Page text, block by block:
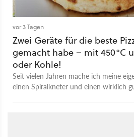
vor 3 Tagen
Zwei Geräte für die beste
gemacht habe – mit 450°C
oder Kohle!
Seit vielen Jahren mache ich meine
einen Spiralkneter und einen wirklich